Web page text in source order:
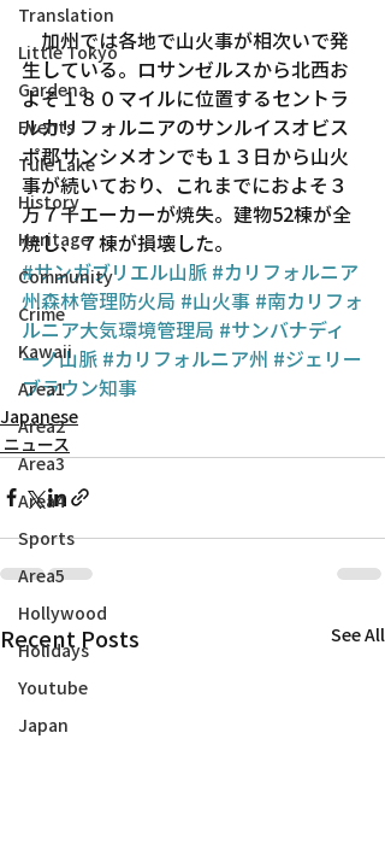
Translation
Little Tokyo
Gardena
Events
Tule Lake
History
Heritage
Community
Crime
Kawaii
Area1
Area2
Area3
Area4
Sports
Area5
Hollywood
Holidays
Youtube
Japan
加州では各地で山火事が相次いで発
生している。ロサンゼルスから北西お
よそ１８０マイルに位置するセントラ
ルカリフォルニアのサンルイスオビス
ポ郡サンシメオンでも１３日から山火
事が続いており、これまでにおよそ３
万７千エーカーが焼失。建物52棟が全
焼し、７棟が損壊した。
#サンガブリエル山脈 #カリフォルニア
州森林管理防火局 #山火事 #南カリフォ
ルニア大気環境管理局 #サンバナディ
ーノ山脈 #カリフォルニア州 #ジェリー
ブラウン知事
Japanese
ニュース
Recent Posts See All